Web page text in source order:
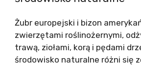
Żubr europejski i bizon
zwierzętami roślinożernymi,
trawą, ziołami, korą i pędami
środowisko naturalne różni się